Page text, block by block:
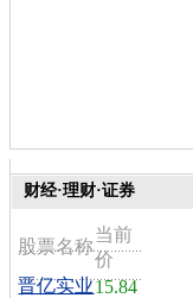
财经·理财·证券
股票名称
当前
价
晋亿实业15.84